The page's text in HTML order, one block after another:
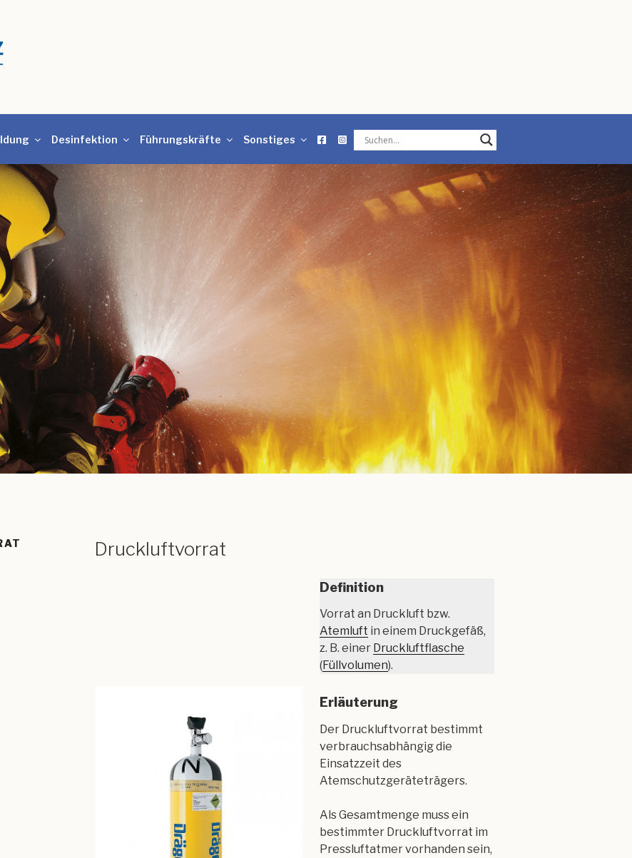
Desinfektion Führungskräfte Sonstiges
Druckluftvorrat
Definition
Vorrat an Druckluft bzw.
Atemluft in einem Druckgefäß,
z. B. einer Druckluftflasche
(Füllvolumen).
Erläuterung
Der Druckluftvorrat bestimmt
verbrauchsabhängig die
Einsatzzeit des
Atemschutzgeräteträgers.
Als Gesamtmenge muss ein
bestimmter Druckluftvorrat im
Pressluftatmer vorhanden sein,